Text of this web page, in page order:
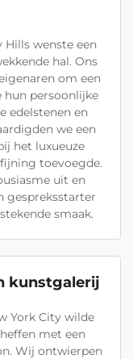
wenste een
hal. Ons
om een
hun persoonlijke
edelstenen en
we een
het luxueuze
toevoegde.
uit en
gespreksstarter
smaak.
kunstgalerij
York City wilde
met een
Wij ontwierpen